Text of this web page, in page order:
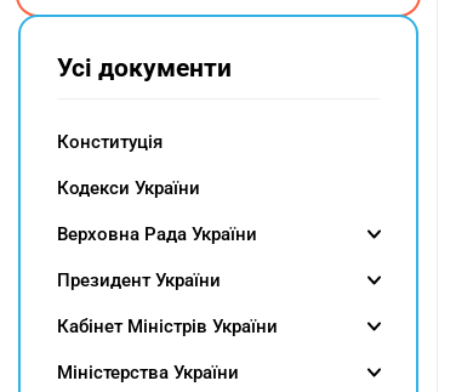
Усі документи
Конституція
Кодекси України
Верховна Рада України
Президент України
Кабінет Міністрів України
Міністерства України